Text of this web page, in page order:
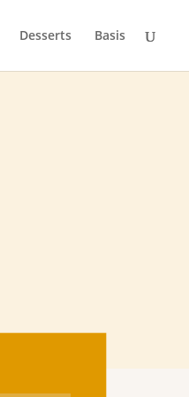
Desserts Basis